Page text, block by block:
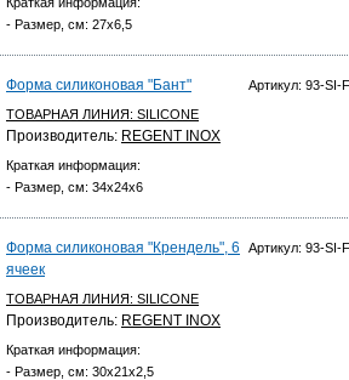
- Размер, см: 27х6,5
Артикул: 93-SI-
Форма силиконовая "Бант"
ТОВАРНАЯ ЛИНИЯ: SILICONE
Производитель: REGENT INOX
Краткая информация:
- Размер, см: 34х24х6
Артикул: 93-SI-
Форма силиконовая "Крендель", 6
ячеек
ТОВАРНАЯ ЛИНИЯ: SILICONE
Производитель: REGENT INOX
Краткая информация:
- Размер, см: 30х21х2,5